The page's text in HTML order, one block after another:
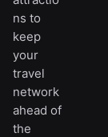
ns to
keep
your
travel
network
ahead of
the